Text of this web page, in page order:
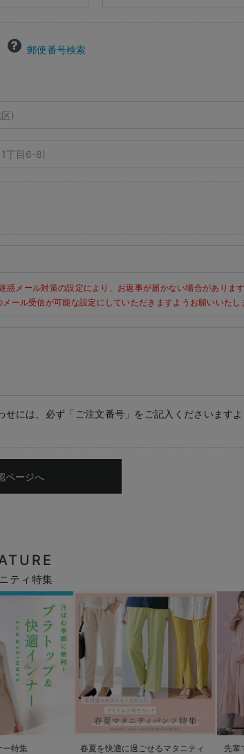
郵便番号検索
惑メール対策の設定により、お返事が届かない場合があります
ール受信が可能な設定にしていただきますようお願いいたし
せには、必ず「ご注文番号」をご記入くださいます
ページへ
ティ特集
ー特集
春夏を快適に過ごせるマタニティ
先輩